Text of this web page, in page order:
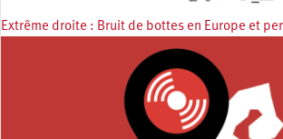
Extrême droite : Bruit de bottes en Europe et